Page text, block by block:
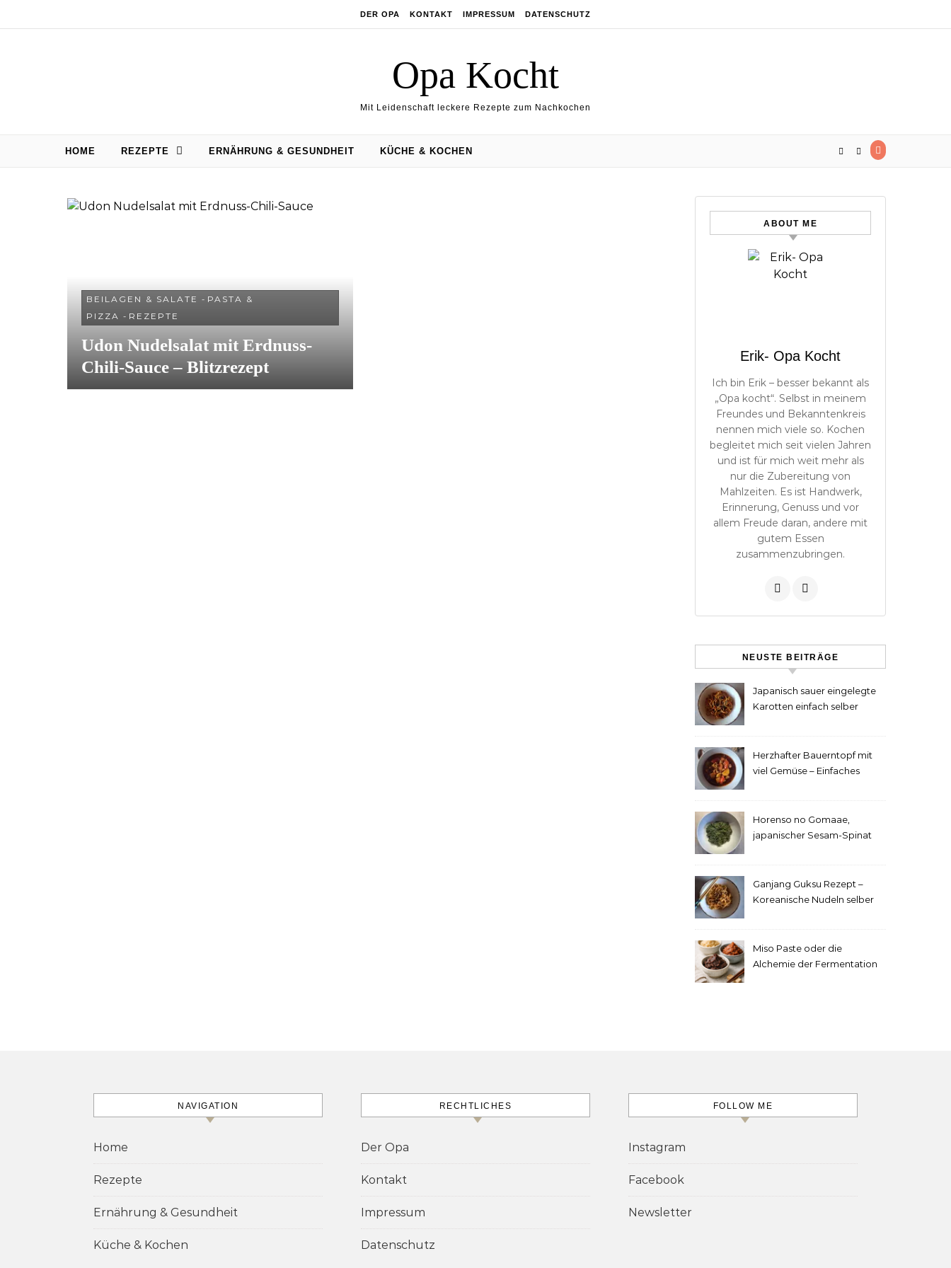
DER OPA KONTAKT IMPRESSUM DATENSCHUTZ
Opa Kocht
Mit Leidenschaft leckere Rezepte zum Nachkochen
HOME REZEPTE ERNÄHRUNG & GESUNDHEIT KÜCHE & KOCHEN
BEILAGEN & SALATE - PASTA &
PIZZA - REZEPTE
Udon Nudelsalat mit Erdnuss-
Chili-Sauce – Blitzrezept
ABOUT ME
Erik- Opa Kocht
Ich bin Erik – besser bekannt als
„Opa kocht“. Selbst in meinem
Freundes und Bekanntenkreis
nennen mich viele so. Kochen
begleitet mich seit vielen Jahren
und ist für mich weit mehr als
nur die Zubereitung von
Mahlzeiten. Es ist Handwerk,
Erinnerung, Genuss und vor
allem Freude daran, andere mit
gutem Essen
zusammenzubringen.
NEUSTE BEITRÄGE
Japanisch sauer eingelegte
Karotten einfach selber
Herzhafter Bauerntopf mit
viel Gemüse – Einfaches
Horenso no Gomaae,
japanischer Sesam-Spinat
Ganjang Guksu Rezept –
Koreanische Nudeln selber
Miso Paste oder die
Alchemie der Fermentation
NAVIGATION
Home
Rezepte
Ernährung & Gesundheit
Küche & Kochen
RECHTLICHES
Der Opa
Kontakt
Impressum
Datenschutz
FOLLOW ME
Instagram
Facebook
Newsletter